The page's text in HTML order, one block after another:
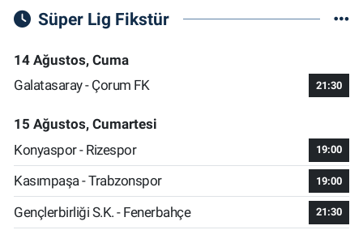
Süper Lig Fikstür
14 Ağustos, Cuma
Galatasaray - Çorum FK
21:30
15 Ağustos, Cumartesi
Konyaspor - Rizespor
19:00
Kasımpaşa - Trabzonspor 19:00
Gençlerbirliği S.K. - Fenerbahçe 21:30